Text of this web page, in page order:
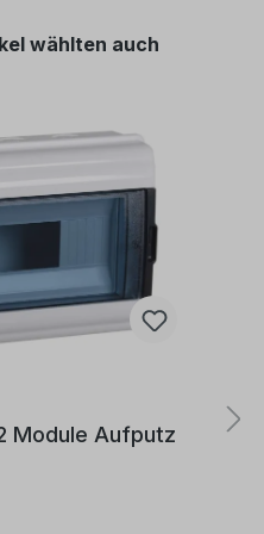
auf, in und unter Putz
Leuchten verlegt
am Leiter beträgt
wählten auch
Module Aufputz